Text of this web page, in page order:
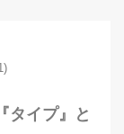
タイプ』と